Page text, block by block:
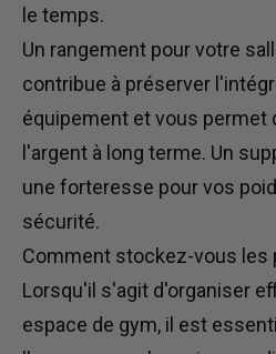
le temps.
Un rangement pour votre
contribue à préserver
équipement et vous permet
l'argent à long terme. Un
une forteresse pour vos
sécurité.
Comment stockez-vous les
Lorsqu'il s'agit d'organiser
espace de gym, il est